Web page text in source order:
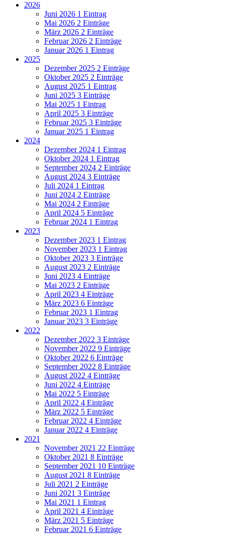
2026
Juni 2026 1 Eintrag
Mai 2026 2 Einträge
März 2026 2 Einträge
Februar 2026 2 Einträge
Januar 2026 1 Eintrag
2025
Dezember 2025 2 Einträge
Oktober 2025 2 Einträge
August 2025 1 Eintrag
Juni 2025 3 Einträge
Mai 2025 1 Eintrag
April 2025 3 Einträge
Februar 2025 3 Einträge
Januar 2025 1 Eintrag
2024
Dezember 2024 1 Eintrag
Oktober 2024 1 Eintrag
September 2024 2 Einträge
August 2024 3 Einträge
Juli 2024 1 Eintrag
Juni 2024 2 Einträge
Mai 2024 2 Einträge
April 2024 5 Einträge
Februar 2024 1 Eintrag
2023
Dezember 2023 1 Eintrag
November 2023 1 Eintrag
Oktober 2023 3 Einträge
August 2023 2 Einträge
Juni 2023 4 Einträge
Mai 2023 2 Einträge
April 2023 4 Einträge
März 2023 6 Einträge
Februar 2023 1 Eintrag
Januar 2023 3 Einträge
2022
Dezember 2022 3 Einträge
November 2022 9 Einträge
Oktober 2022 6 Einträge
September 2022 8 Einträge
August 2022 4 Einträge
Juni 2022 4 Einträge
Mai 2022 5 Einträge
April 2022 4 Einträge
März 2022 5 Einträge
Februar 2022 4 Einträge
Januar 2022 4 Einträge
2021
November 2021 22 Einträge
Oktober 2021 8 Einträge
September 2021 10 Einträge
August 2021 8 Einträge
Juli 2021 2 Einträge
Juni 2021 3 Einträge
Mai 2021 1 Eintrag
April 2021 4 Einträge
März 2021 5 Einträge
Februar 2021 6 Einträge